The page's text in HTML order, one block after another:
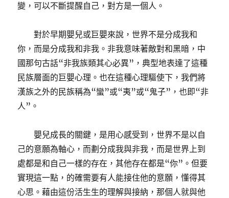
變，可以不斷提醒自己，對方是一個人。
對於早期嬰兒或巨嬰來說，世界不是分成我和
你，而是分成我和非我。非我意味著敵對和黑暗，中
國那句古話“非我族類其心必異”，典型地表達了這種
民族層面的巨嬰心理。也在這種心理驅使下，我們將
漢族之外的民族稱為“蠻”或“夷”或“鬼子”，也即“非
人”。
嬰兒成長的關鍵，是用心感受到，世界不是以自
己的意願為軸心，而劃分成我與非我，而是世界上到
處都是和自己一樣的存在，其他存在都是“你”。但要
實現這一點，的確需要有人能接住他的意願，懂得其
心思。藉由這份活生生的理解與接納，那個人就與他